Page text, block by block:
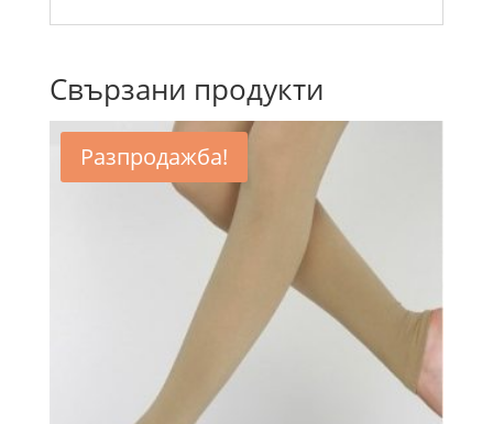
Свързани продукти
Разпродажба!